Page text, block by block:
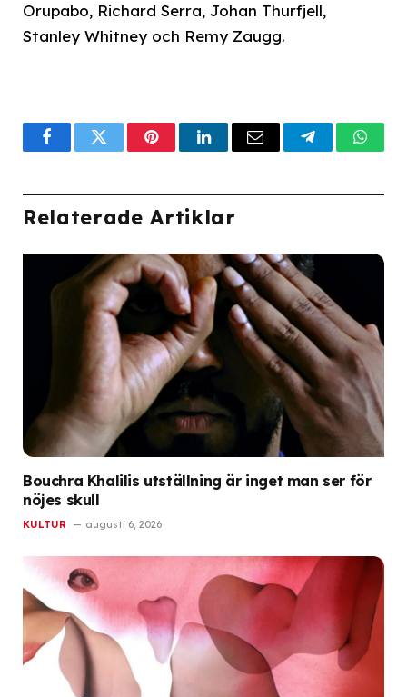
Orupabo, Richard Serra, Johan Thurfjell,
Stanley Whitney och Remy Zaugg.
FacebookTwitterPinterestLinkedInEmail Telegram
Relaterade Artiklar
Bouchra Khalilis utställning är inget man ser för
nöjes skull
KULTUR augusti 6, 2026